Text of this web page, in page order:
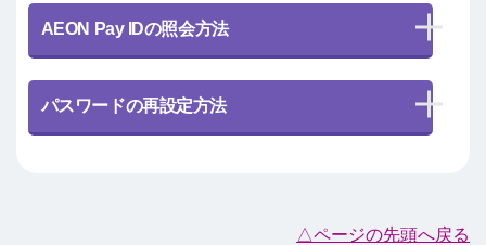
AEON Pay IDの照会方法
パスワードの再設定方法
△ページの先頭へ戻る